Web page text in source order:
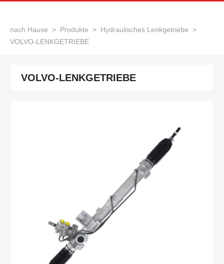
nach Hause > Produkte > Hydraulisches Lenkgetriebe >
VOLVO-LENKGETRIEBE
VOLVO-LENKGETRIEBE